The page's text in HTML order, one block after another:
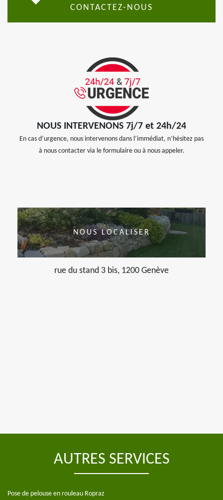
CONTACTEZ-NOUS
NOUS INTERVENONS 7j/7 et 24h/24
En cas d’urgence, nous intervenons dans l’immédiat, n’hésitez pas
à nous contacter via le formulaire ou à nous appeler.
NOUS LOCALISER
rue du stand 3 bis, 1200 Genève
AUTRES SERVICES
Pose de pelouse en rouleau Ropraz